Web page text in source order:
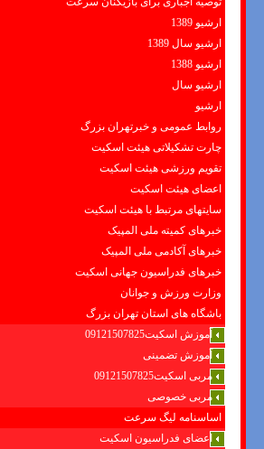
ارشیو 1389
ارشیو سال 1389
ارشیو 1388
ارشیو سال
ارشیو
روابط عمومی و خبرتهران بزرگ
چارت تشکیلاتی هیئت اسکیت
تقویم ورزشی هیئت اسکیت
اعضای هیئت اسکیت
سایتهای مرتبط با هیئت اسکیت
خبرهای کمیته ملی المپیک
خبرهای آکادمی ملی المپیک
خبرهای فدراسیون جهانی اسکیت
وزارت ورزش و جوانان
باشگاه های استان تهران بزرگ
آموزش اسکیت09121507825
آموزش تضمینی
مربی اسکیت09121507825
مربی خصوصی
اساسنامه لیگ سرعت
اعضای فدراسیون اسکیت